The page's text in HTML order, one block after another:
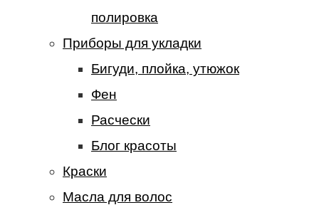
полировка
Приборы для укладки
Бигуди, плойка, утюжок
Фен
Расчески
Блог красоты
Краски
Масла для волос